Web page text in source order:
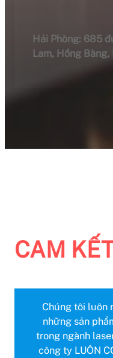
Hải Phòng: 685
Lam, Hồng Bàng,
CAM
Chúng tôi luôn
những sản
trong ngành
công ty LUÔN